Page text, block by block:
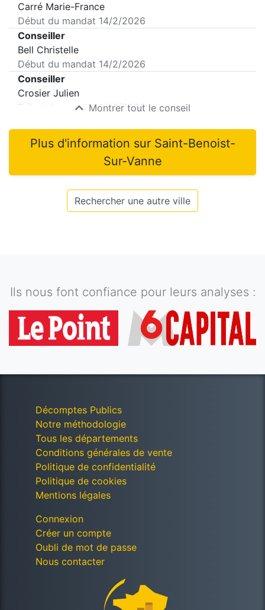
Carré Marie-France
Début du mandat 14/2/2026
Conseiller
Bell Christelle
Début du mandat 14/2/2026
Conseiller
Crosier Julien
Début du mandat14/2/2026
Montrer tout le conseil
Plus d'information sur Saint-Benoist-
Sur-Vanne
Rechercher une autre ville
Ils nous font confiance pour leurs analyses :
Décomptes Publics
Notre méthodologie
Tous les départements
Conditions générales de vente
Politique de confidentialité
Politique de cookies
Mentions légales
Connexion
Créer un compte
Oubli de mot de passe
Nous contacter